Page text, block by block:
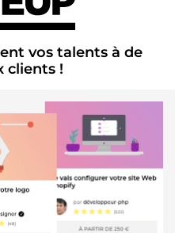
vos talents à de
clients !